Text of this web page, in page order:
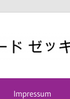
Impressum